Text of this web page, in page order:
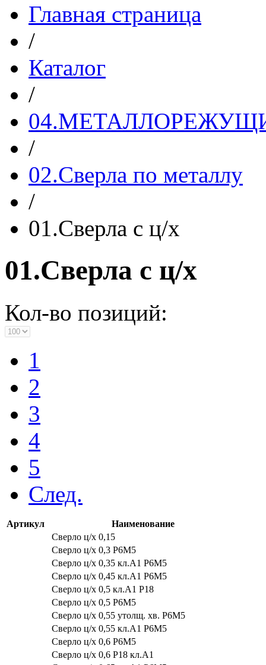
Главная страница
/
Каталог
/
/
02.Сверла по металлу
/
01.Сверла с ц/х
01.Сверла с ц/х
Кол-во позиций:
1
2
3
4
5
След.
Артикул
Наименование
Сверло ц/х 0,15
Сверло ц/х 0,3 Р6М5
Сверло ц/х 0,35 кл.А1 Р6М5
Сверло ц/х 0,45 кл.А1 Р6М5
Сверло ц/х 0,5 кл.А1 Р18
Сверло ц/х 0,5 Р6М5
Сверло ц/х 0,55 утолщ. хв. Р6М5
Сверло ц/х 0,55 кл.А1 Р6М5
Сверло ц/х 0,6 Р6М5
Сверло ц/х 0,6 Р18 кл.А1